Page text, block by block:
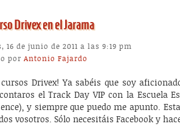
Drivex en el Jarama
16 de junio de 2011 a las 9:19 pm
porAntonio Fajardo
Drivex! Ya sabéis que soy
el Track Day VIP con la Escuela
y siempre que puedo me apunto.
vosotros. Sólo necesitáis Facebook y